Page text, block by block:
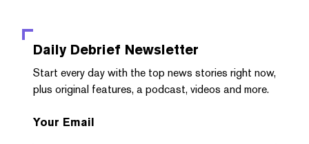
Daily Debrief Newsletter
Start every day with the top news stories right now,
plus original features, a podcast, videos and more.
Your Email